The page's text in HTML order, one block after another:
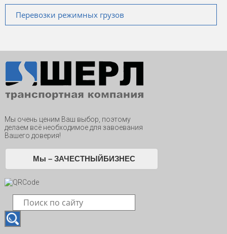
Перевозки режимных грузов
Мы очень ценим Ваш выбор, поэтому
делаем всё необходимое для завоевания
Вашего доверия!
Мы – ЗАЧЕСТНЫЙБИЗНЕС